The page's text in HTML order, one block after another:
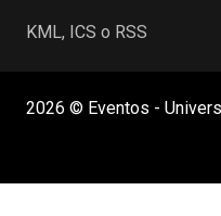
KML, ICS o RSS
2026 © Eventos -